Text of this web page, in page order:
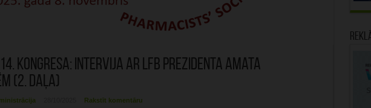
14. kongresa: Intervija ar LFB prezidenta amata
(2. daļa)
Rakstīt komentāru